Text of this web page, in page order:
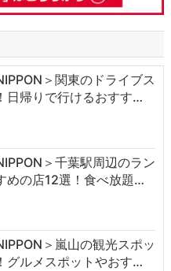
＞関東のドライブス
日帰りで行けるおすす…
＞千葉駅周辺のラン
めの店12選！食べ放題…
＞嵐山の観光スポッ
グルメスポットやおす…